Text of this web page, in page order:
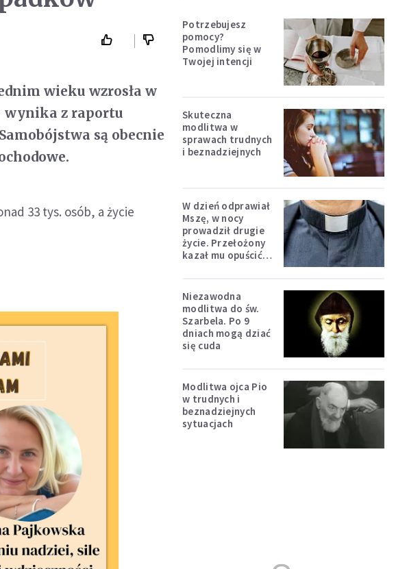
wieku wzrosła w
wynika z raportu
są obecnie
33 tys. osób, a życie
Potrzebujesz
pomocy?
Pomodlimy się w
Twojej intencji
Skuteczna
modlitwa w
sprawach trudnych
i beznadziejnych
W dzień odprawiał
Mszę, w nocy
prowadził drugie
życie. Przełożony
kazał mu opuścić
Niezawodna
modlitwa do św.
Szarbela. Po 9
dniach mogą dziać
się cuda
Modlitwa ojca Pio
w trudnych i
beznadziejnych
sytuacjach